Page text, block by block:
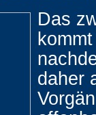
Das
kommt
daher